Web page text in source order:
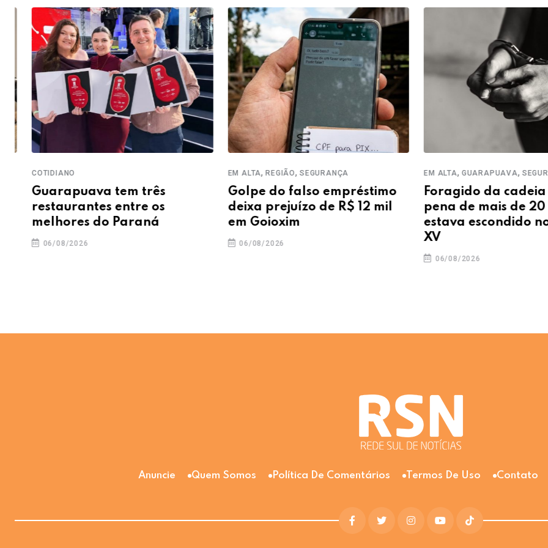
COTIDIANO
Guarapuava tem três
restaurantes entre os
melhores do Paraná
06/08/2026
EM ALTA,REGIÃO,SEGURANÇA
Golpe do falso empréstimo
deixa prejuízo de R$ 12 mil
em Goioxim
06/08/2026
EM ALTA,GUARAPUAVA,
Foragido da cadeia
pena de mais de 20
estava escondido no
XV
06/08/2026
Anuncie Quem Somos Política De Comentários Termos De Uso Contato